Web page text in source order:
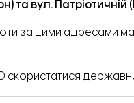
та вул. Патріотичній
за цими адресами
скористатися